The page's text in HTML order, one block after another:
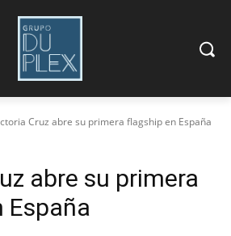
Cruz abre su primera flagship en España
abre su primera
España